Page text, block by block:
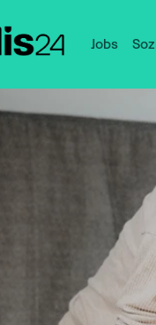
Jobs